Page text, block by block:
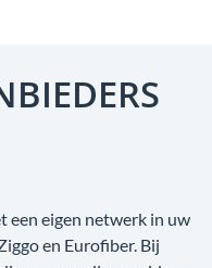
een eigen netwerk in uw
en Eurofiber. Bij